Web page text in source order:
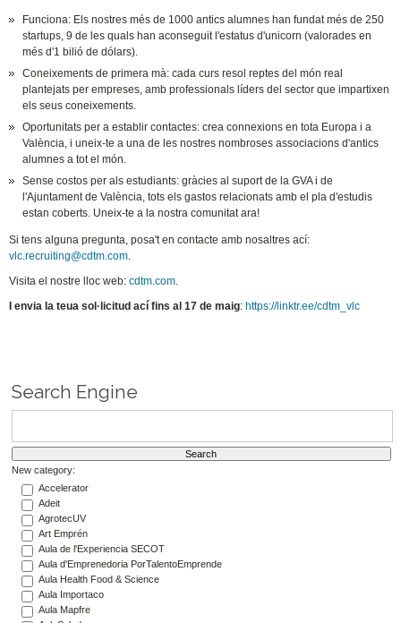
Funciona: Els nostres més de 1000 antics alumnes han fundat més de 250
startups, 9 de les quals han aconseguit l'estatus d'unicorn (valorades en
més d'1 bilió de dólars).
Coneixements de primera mà: cada curs resol reptes del món real
plantejats per empreses, amb professionals líders del sector que impartixen
els seus coneixements.
Oportunitats per a establir contactes: crea connexions en tota Europa i a
València, i uneix-te a una de les nostres nombroses associacions d'antics
alumnes a tot el món.
Sense costos per als estudiants: gràcies al suport de la GVA i de
l'Ajuntament de València, tots els gastos relacionats amb el pla d'estudis
estan coberts. Uneix-te a la nostra comunitat ara!
Si tens alguna pregunta, posa't en contacte amb nosaltres ací:
vlc.recruiting@cdtm.com.
Visita el nostre lloc web:cdtm.com.
I envia la teua sol·licitud ací fins al 17 de maig: https://linktr.ee/cdtm_vlc
Search Engine
New category:
Accelerator
Adeit
AgrotecUV
Art Emprén
Aula de l'Experiencia SECOT
Aula d'Emprenedoria PorTalentoEmprende
Aula Health Food & Science
Aula Importaco
Aula Mapfre